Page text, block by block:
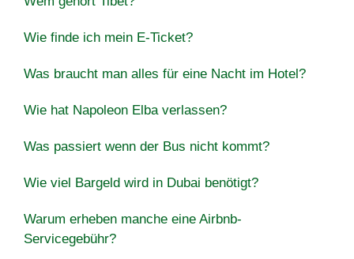
Wie finde ich mein E-Ticket?
Was braucht man alles für eine Nacht im Hotel?
Wie hat Napoleon Elba verlassen?
Was passiert wenn der Bus nicht kommt?
Wie viel Bargeld wird in Dubai benötigt?
Warum erheben manche eine Airbnb-
Servicegebühr?